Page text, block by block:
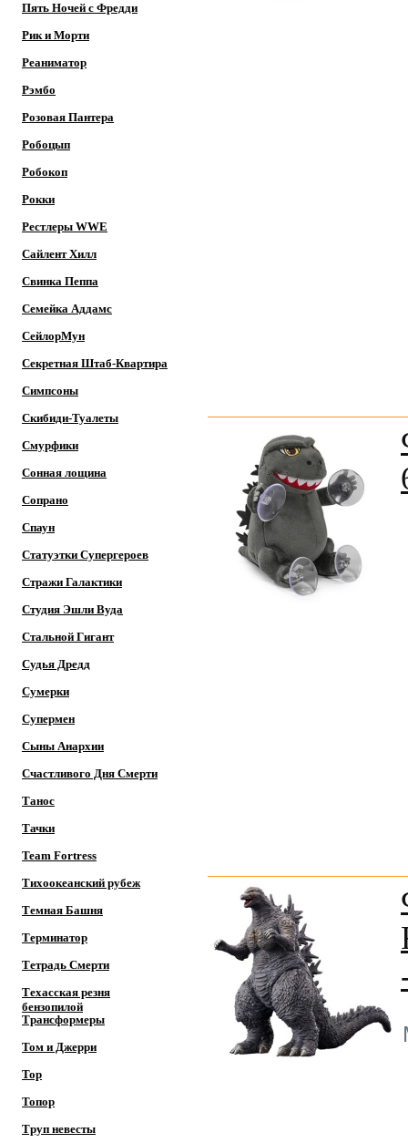
Пять Ночей с Фредди
Рик и Морти
Реаниматор
Рэмбо
Розовая Пантера
Робоцып
Робокоп
Рокки
Рестлеры WWE
Сайлент Хилл
Свинка Пеппа
Семейка Аддамс
СейлорМун
Секретная Штаб-Квартира
Симпсоны
Скибиди-Туалеты
Смурфики
Сонная лощина
Сопрано
Спаун
Статуэтки Супергероев
Стражи Галактики
Студия Эшли Вуда
Стальной Гигант
Судья Дредд
Сумерки
Супермен
Сыны Анархии
Счастливого Дня Смерти
Танос
Тачки
Team Fortress
Тихоокеанский рубеж
Темная Башня
Терминатор
Тетрадь Смерти
Техасская резня
бензопилой
Трансформеры
Том и Джерри
Тор
Топор
Труп невесты